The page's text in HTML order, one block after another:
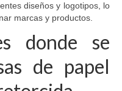
diseños y logotipos, lo
marcas y productos.
donde se
de papel